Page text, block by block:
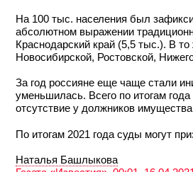
На 100 тыс. населения был
абсолютном выражении
Краснодарский край (5,5 тыс.). В
Новосибирской, Ростовской,
За год россияне еще чаще стали
уменьшилась. Всего по итогам
отсутствие у должников
По итогам 2021 года суды могут
Наталья Башлыкова